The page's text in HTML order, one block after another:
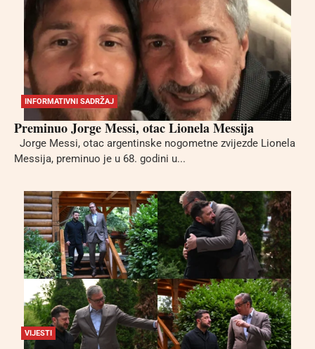
INFORMATIVNI SADRŽAJ
Preminuo Jorge Messi, otac Lionela Messija
Jorge Messi, otac argentinske nogometne zvijezde Lionela
Messija, preminuo je u 68. godini u...
VIJESTI